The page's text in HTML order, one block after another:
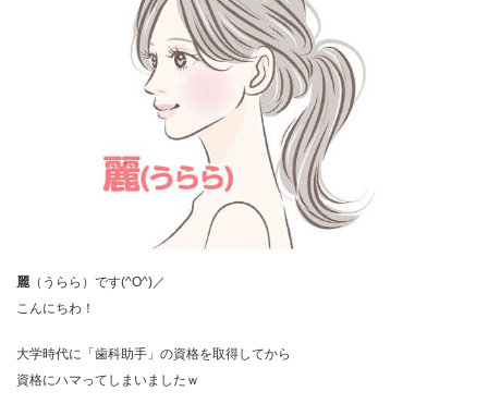
麗 （うらら）です(^O^)／
こんにちわ！
大学時代に「歯科助手」の資格を取得してから
資格にハマってしまいましたｗ